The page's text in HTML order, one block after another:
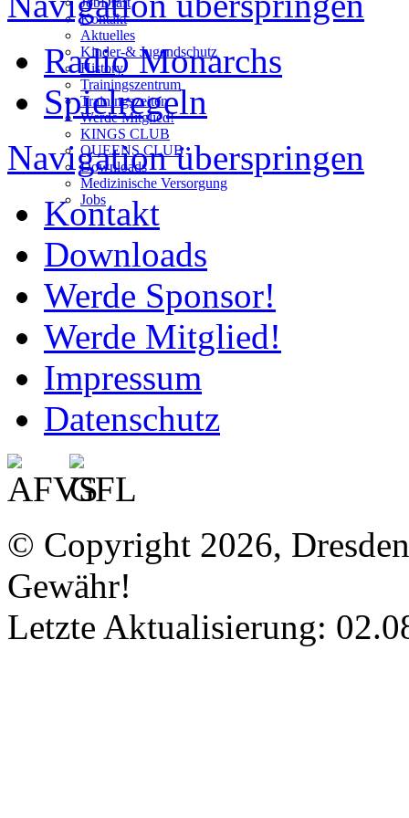
Kontakt
Aktuelles
Kinder-& Jugendschutz
History
Trainingszentrum
Trainingszeiten
Werde Mitglied!
KINGS CLUB
QUEENS CLUB
Downloads
Medizinische Versorgung
Jobs
Radio Monarchs
Spielregeln
Navigation überspringen
Kontakt
Downloads
Werde Sponsor!
Werde Mitglied!
Impressum
Datenschutz
© Copyright 2026,
Gewähr!
Letzte Aktualisierung: